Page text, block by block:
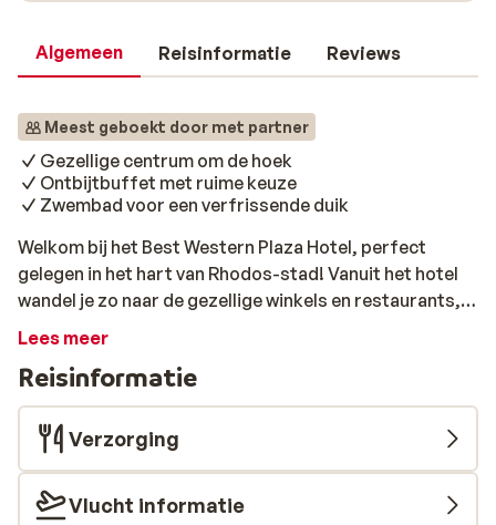
Algemeen Reisinformatie Reviews
Meest geboekt door met partner
Gezellige centrum om de hoek
Ontbijtbuffet met ruime keuze
Zwembad voor een verfrissende duik
Welkom bij het Best Western Plaza Hotel, perfect
gelegen in het hart van Rhodos-stad! Vanuit het hotel
wandel je zo naar de gezellige winkels en restaurants,
en ook het strand is op loopafstand. Begin je dag goed
waarna je helemaal klaar bent om het mooie Rhodos te
ontdekken. Rond het uitnodigende L-vormige zwembad
staan comfortabele ligstoelen met parasols, ideaal om
te ontspannen in de warme Griekse zon. Heb je trek? De
zwembadbar is vlakbij voor een hapje of een drankje. En
als je liever een dagje naar het strand gaat, dan ben je er
Lees meer
Reisinformatie
Verzorging
Vlucht informatie